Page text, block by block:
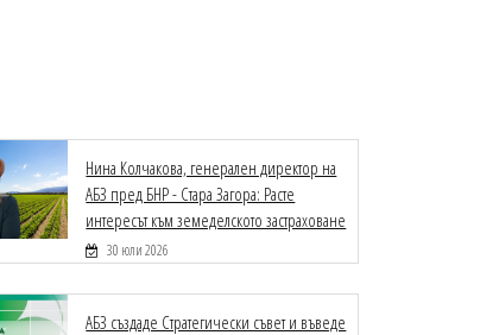
Нина Колчакова, генерален директор на
АБЗ пред БНР - Стара Загора: Расте
интересът към земеделското застраховане
30 юли 2026
АБЗ създаде Стратегически съвет и въведе